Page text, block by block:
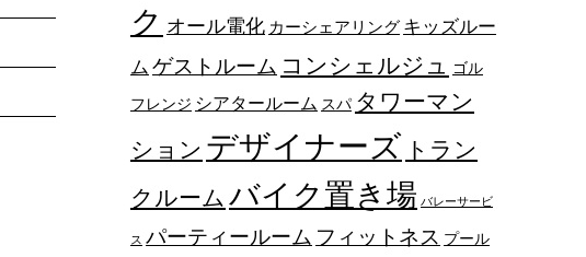
ク オール電化 カーシェアリング キッズルー
ム ゲストルーム コンシェルジュ
ゴル
フレンジ シアタールーム スパ タワーマン
ション デザイナーズ トラン
クルーム バイク置き場 バレーサービ
ス パーティールーム フィットネス プール